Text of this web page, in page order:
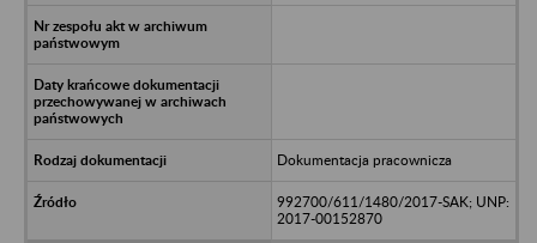
Dokumentacja pracownicza
992700/611/1480/2017-SAK; UNP:
2017-00152870